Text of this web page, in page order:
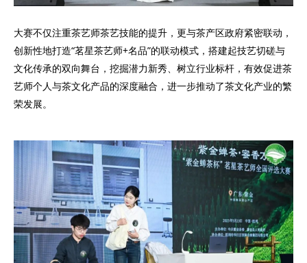
大赛不仅注重茶艺师茶艺技能的提升，更与茶产区政府紧密联动，
创新性地打造“茗星茶艺师+名品”的联动模式，搭建起技艺切磋与
文化传承的双向舞台，挖掘潜力新秀、树立行业标杆，有效促进茶
艺师个人与茶文化产品的深度融合，进一步推动了茶文化产业的繁
荣发展。